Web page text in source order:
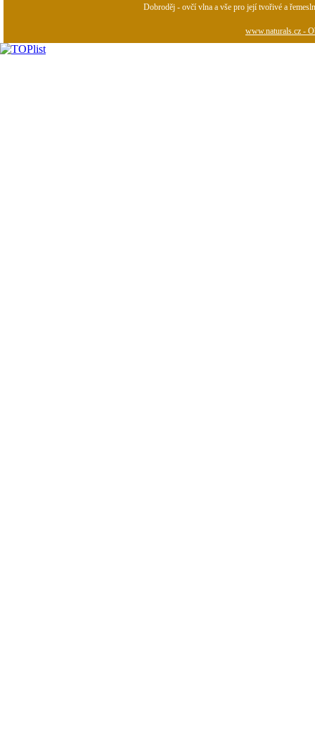
Dobroděj - ovčí vlna a vše pro její tvořivé a
www.naturals.cz -